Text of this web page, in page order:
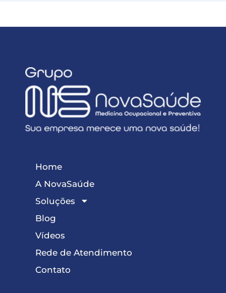
Home
A NovaSaúde
Soluções
Blog
Vídeos
Rede de Atendimento
Contato